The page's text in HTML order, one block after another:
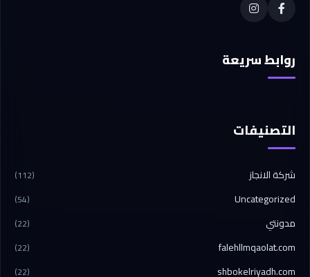
روابط سريعة
التصنيفات
شركة الانجاز (112)
Uncategorized
(54)
مدونتي (22)
falehllmqaolat.com
(22)
shbokelriyadh.com
(22)